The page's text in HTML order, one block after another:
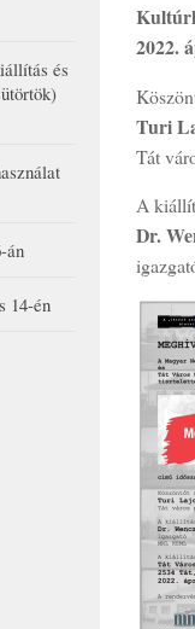
2022.
Turi
Tát
A
Dr.
és
án
14-én